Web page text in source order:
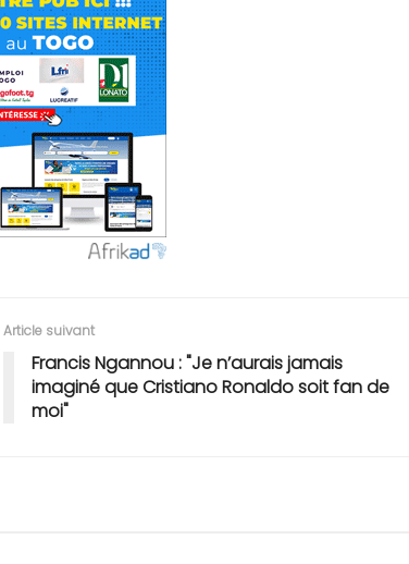
Article suivant
Francis Ngannou : "Je n’aurais jamais
imaginé que Cristiano Ronaldo soit fan de
moi"